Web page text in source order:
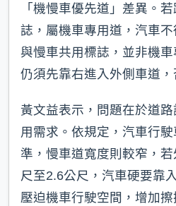
「機慢車優先道」差異。
誌，屬機車專用道，汽車
與慢車共用標誌，並非機
仍須先靠右進入外側車道，
黃文益表示，問題在於道
用需求。依規定，汽車行
準，慢車道寬度則較窄，
尺至2.6公尺，汽車硬要靠
壓迫機車行駛空間，增加擦